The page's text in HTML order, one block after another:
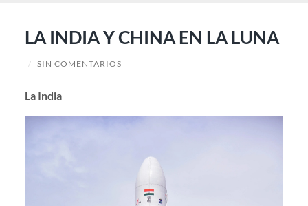
LA INDIA Y CHINA EN LA LUNA
/ SIN COMENTARIOS
La India